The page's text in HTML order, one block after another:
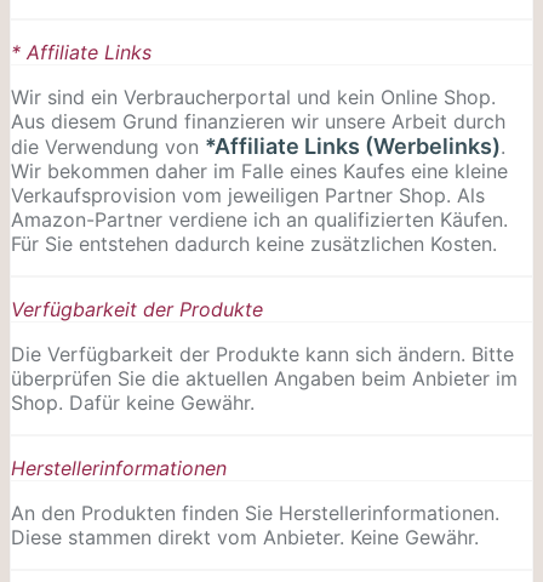
* Affiliate Links
Wir sind ein Verbraucherportal und kein Online Shop.
Aus diesem Grund finanzieren wir unsere Arbeit durch
die Verwendung von *Affiliate Links (Werbelinks).
Wir bekommen daher im Falle eines Kaufes eine kleine
Verkaufsprovision vom jeweiligen Partner Shop. Als
Amazon-Partner verdiene ich an qualifizierten Käufen.
Für Sie entstehen dadurch keine zusätzlichen Kosten.
Verfügbarkeit der Produkte
Die Verfügbarkeit der Produkte kann sich ändern. Bitte
überprüfen Sie die aktuellen Angaben beim Anbieter im
Shop. Dafür keine Gewähr.
Herstellerinformationen
An den Produkten finden Sie Herstellerinformationen.
Diese stammen direkt vom Anbieter. Keine Gewähr.